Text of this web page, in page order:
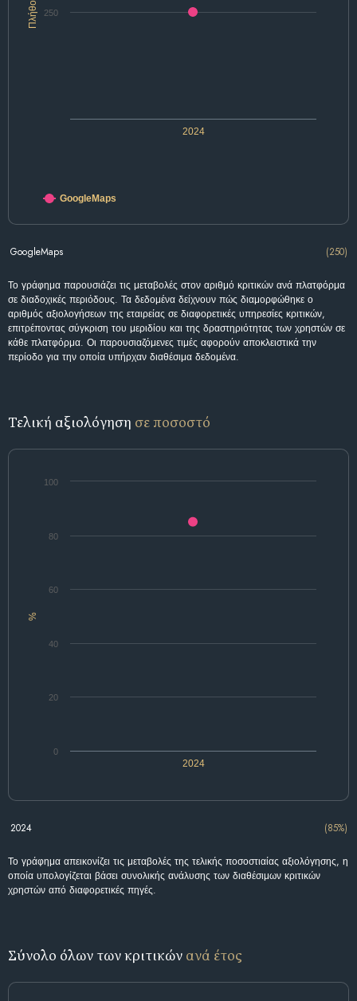
Πλήθος
2024
250
GoogleMaps
GoogleMaps (250)
Το γράφημα παρουσιάζει τις μεταβολές στον αριθμό κριτικών ανά πλατφόρμα
σε διαδοχικές περιόδους. Τα δεδομένα δείχνουν πώς διαμορφώθηκε ο
αριθμός αξιολογήσεων της εταιρείας σε διαφορετικές υπηρεσίες κριτικών,
επιτρέποντας σύγκριση του μεριδίου και της δραστηριότητας των χρηστών σε
κάθε πλατφόρμα. Οι παρουσιαζόμενες τιμές αφορούν αποκλειστικά την
περίοδο για την οποία υπήρχαν διαθέσιμα δεδομένα.
Τελική αξιολόγηση σε ποσοστό
%
2024
0
20
40
60
80
100
2024 (85%)
Το γράφημα απεικονίζει τις μεταβολές της τελικής ποσοστιαίας αξιολόγησης, η
οποία υπολογίζεται βάσει συνολικής ανάλυσης των διαθέσιμων κριτικών
χρηστών από διαφορετικές πηγές.
Σύνολο όλων των κριτικών ανά έτος